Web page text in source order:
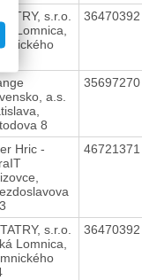
TATRY, s.r.o.
Lomnica,
36470392
a.s.
8
35697270
Hric -
46721371
s.r.o.
Lomnica,
36470392